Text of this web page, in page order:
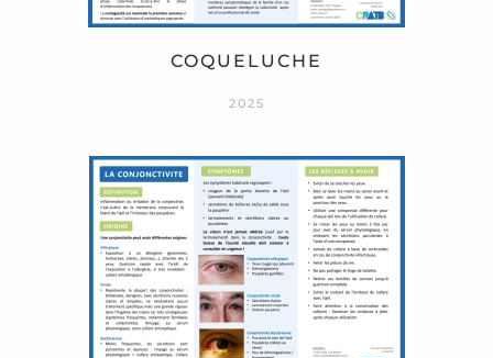
COQUELUCHE
2025